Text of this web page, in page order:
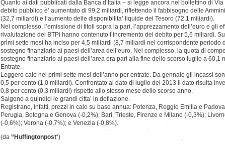
Quanto ai dati pubblicati dalla Banca d’Italia – si legge ancora nel bollettino di Via
debito pubblico è’ aumentato di 99,2 miliardi, riflettendo il fabbisogno delle
(32,7 miliardi) e l’aumento delle disponibilita’ liquide del Tesoro (72,1 miliardi).
Nel complesso, l’emissione di titoli sopra la pari, l’apprezzamento dell’euro e gli
rivalutazione dei BTPi hanno contenuto l’incremento del debito per 5,6 miliardi.
primi sette mesi ha inciso per 4,5 miliardi (8,7 miliardi nel corrispondente periodo
sostegno finanziario ai paesi dell’area dell’euro. Nel complesso, la quota di
sostegno finanziario ai paesi dell’area era pari alla fine dello scorso luglio a 60,1
Entrate.
Leggero calo nei primi sette mesi dell’anno per entrate. Da gennaio gli incassi
0,5 per cento (1,0 miliardi). Confrontato al dato di luglio del 2013 il dato risulta
0,8 per cento (0,3 miliardi) rispetto allo stesso mese dello scorso anno.
Salgono a quindici le grandi citta’ in deflazione.
Registrano, infatti, prezzi in calo su base annua: Potenza, Reggio Emilia e
Perugia, Bologna e Genova (-0,2%); Bari, Trieste, Firenze e Milano (-0,3%);
(-0,6%); Verona (-0,7%); e Venezia (-0,8%).
(da “Huffingtonpost“)